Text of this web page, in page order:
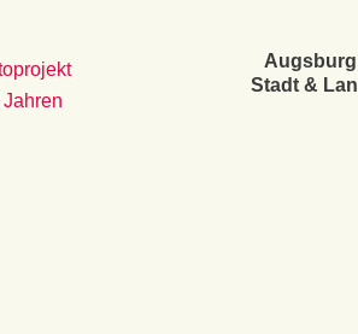
Augsburg
Stadt &